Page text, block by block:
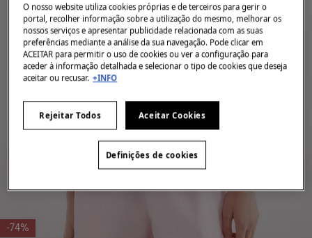
-74%
O nosso website utiliza cookies próprias e de terceiros para gerir o
portal, recolher informação sobre a utilização do mesmo, melhorar os
nossos serviços e apresentar publicidade relacionada com as suas
preferências mediante a análise da sua navegação. Pode clicar em
ACEITAR para permitir o uso de cookies ou ver a configuração para
aceder à informação detalhada e selecionar o tipo de cookies que deseja
aceitar ou recusar. +INFO
Rejeitar Todos Aceitar Cookies
Definições de cookies